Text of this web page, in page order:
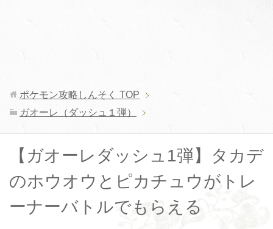
ポケモン攻略しんそく TOP
ガオーレ（ダッシュ１弾）
【ガオーレダッシュ1弾】タカデ
のホウオウとピカチュウがトレ
ーナーバトルでもらえる